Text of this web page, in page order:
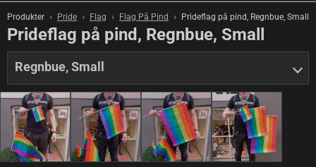
Produkter › Pride › Flag › Flag På Pind › Prideflag på pind, Regnbue, Small
Prideflag på pind, Regnbue, Small
Regnbue, Small